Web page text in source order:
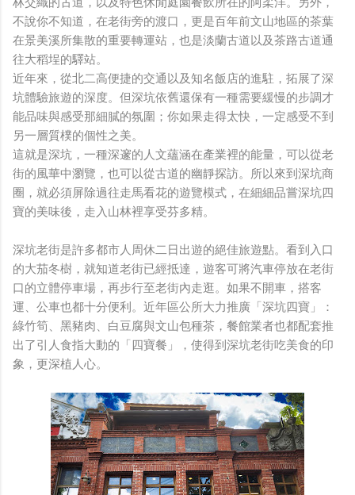
不說你不知道，在老街旁的渡口，更是百年前文山地區的茶葉
在景美溪所集散的重要轉運站，也是淡蘭古道以及茶路古道通
往大稻埕的驛站。
近年來，從北二高便捷的交通以及知名飯店的進駐，拓展了深
坑體驗旅遊的深度。但深坑依舊還保有一種需要緩慢的步調才
能品味與感受那細膩的氛圍；你如果走得太快，一定感受不到
另一層質樸的個性之美。
這就是深坑，一種深邃的人文蘊涵在產業裡的能量，可以從老
街的風華中瀏覽，也可以從古道的幽靜探訪。所以來到深坑商
圈，就必須屏除過往走馬看花的遊覽模式，在細細品嘗深坑四
寶的美味後，走入山林裡享受芬多精。
深坑老街是許多都市人周休二日出遊的絕佳旅遊點。看到入口
的大茄冬樹，就知道老街已經抵達，遊客可將汽車停放在老街
口的立體停車場，再步行至老街內走逛。如果不開車，搭客
運、公車也都十分便利。近年區公所大力推廣「深坑四寶」：
綠竹筍、黑豬肉、白豆腐與文山包種茶，餐館業者也都配套推
出了引人食指大動的「四寶餐」，使得到深坑老街吃美食的印
象，更深植人心。